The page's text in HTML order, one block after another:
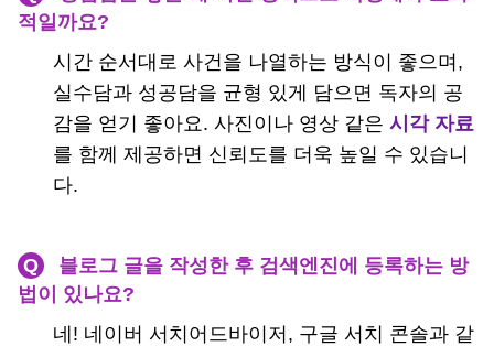
적일까요?
시간 순서대로 사건을 나열하는 방식이 좋으며,
실수담과 성공담을 균형 있게 담으면 독자의 공
감을 얻기 좋아요. 사진이나 영상 같은 시각 자료
를 함께 제공하면 신뢰도를 더욱 높일 수 있습니
다.
Q
블로그 글을 작성한 후 검색엔진에 등록하는 방
법이 있나요?
네! 네이버 서치어드바이저, 구글 서치 콘솔과 같